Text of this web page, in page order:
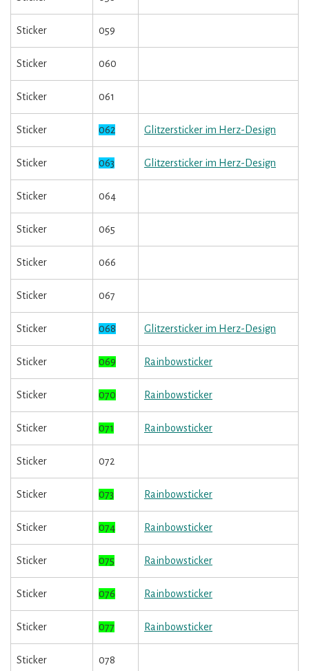
Sticker 059
Sticker 060
Sticker 061
Sticker 062 Glitzersticker im Herz-Design
Sticker 063 Glitzersticker im Herz-Design
Sticker 064
Sticker 065
Sticker 066
Sticker 067
Sticker 068 Glitzersticker im Herz-Design
Sticker 069 Rainbowsticker
Sticker 070 Rainbowsticker
Sticker 071 Rainbowsticker
Sticker 072
Sticker 073 Rainbowsticker
Sticker 074 Rainbowsticker
Sticker 075 Rainbowsticker
Sticker 076 Rainbowsticker
Sticker 077 Rainbowsticker
Sticker 078